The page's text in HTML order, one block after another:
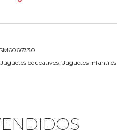
SM6066730
Juguetes educativos, Juguetes infantiles